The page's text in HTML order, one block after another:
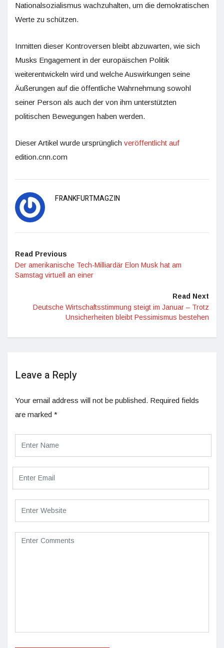
Nationalsozialismus wachzuhalten, um die demokratischen
Werte zu schützen.
Inmitten dieser Kontroversen bleibt abzuwarten, wie sich
Musks Engagement in der europäischen Politik
weiterentwickeln wird und welche Auswirkungen seine
Äußerungen auf die öffentliche Wahrnehmung sowohl
seiner Person als auch der von ihm unterstützten
politischen Bewegungen haben werden.
Dieser Artikel wurde ursprünglich veröffentlicht auf
edition.cnn.com
FRANKFURTMAGZIN
Read Previous
Der amerikanische Tech-Milliardär Elon Musk hat am
Samstag virtuell an einer
Read Next
Deutsche Wirtschaftsstimmung steigt im Januar – Trotz
Unsicherheiten bleibt Pessimismus bestehen
Leave a Reply
Your email address will not be published. Required fields
are marked *